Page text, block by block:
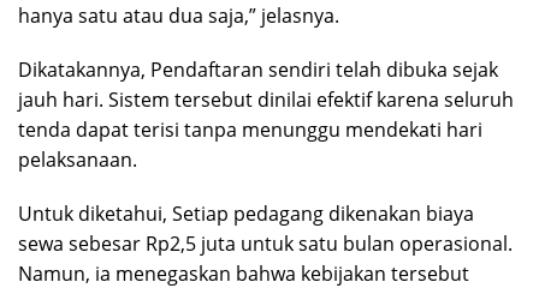
hanya satu atau dua saja,” jelasnya.
Dikatakannya, Pendaftaran sendiri telah dibuka sejak
jauh hari. Sistem tersebut dinilai efektif karena seluruh
tenda dapat terisi tanpa menunggu mendekati hari
pelaksanaan.
Untuk diketahui, Setiap pedagang dikenakan biaya
sewa sebesar Rp2,5 juta untuk satu bulan operasional.
Namun, ia menegaskan bahwa kebijakan tersebut